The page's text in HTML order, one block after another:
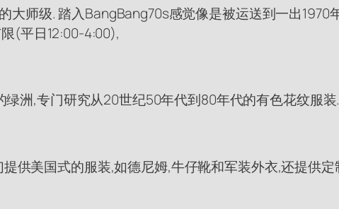
大师级. 踏入BangBang70s感觉像是被运送到一出
(平日12:00-4:00),
洲,专门研究从20世纪50年代到80年代的有色花纹服
供美国式的服装,如德尼姆,牛仔靴和军装外衣,还提供